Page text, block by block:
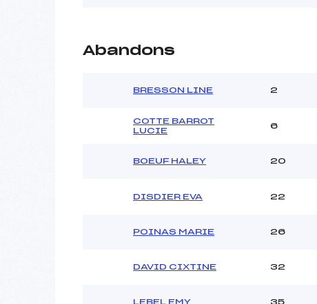
Abandons
BRESSON LINE 2
COTTE BARROT
LUCIE
6
BOEUF HALEY 20
DISDIER EVA 22
POINAS MARIE 26
DAVID CIXTINE 32
LEBEL EMY 35